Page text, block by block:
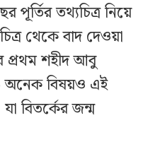
পূর্তির তথ্যচিত্র নিয়ে
থেকে বাদ দেওয়া
প্রথম শহীদ আবু
অনেক বিষয়ও এই
বিতর্কের জন্ম